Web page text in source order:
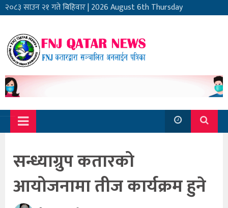
२०८३ साउन २१ गते बिहिवार|2026 August 6th Thursday
सन्ध्याग्रुप कतारको
आयोजनामा तीज कार्यक्रम हुने